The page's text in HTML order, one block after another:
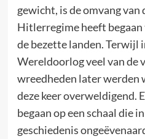
gewicht, is de omvang
Hitlerregime heeft begaan
de bezette landen. Terwijl
Wereldoorlog veel van de
wreedheden later werden
deze keer overweldigend.
begaan op een schaal die
geschiedenis